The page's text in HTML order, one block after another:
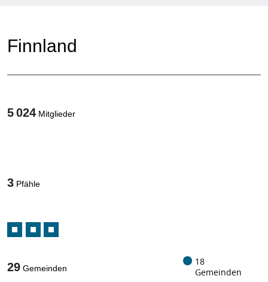
Finnland
5 024 Mitglieder
3 Pfähle
29 Gemeinden
18
Gemeinden